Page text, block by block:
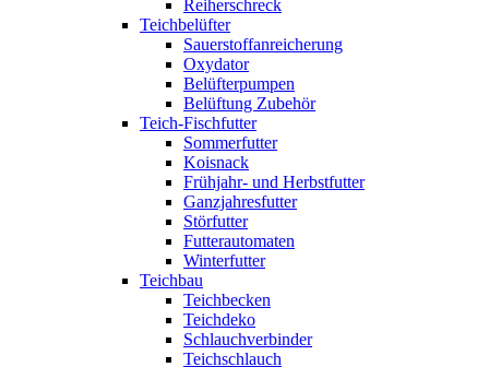
Reiherschreck
Teichbelüfter
Sauerstoffanreicherung
Oxydator
Belüfterpumpen
Belüftung Zubehör
Teich-Fischfutter
Sommerfutter
Koisnack
Frühjahr- und Herbstfutter
Ganzjahresfutter
Störfutter
Futterautomaten
Winterfutter
Teichbau
Teichbecken
Teichdeko
Schlauchverbinder
Teichschlauch